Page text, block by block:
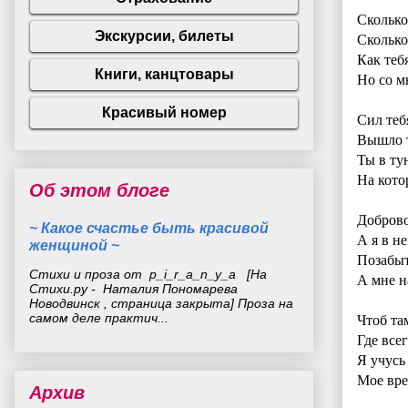
Как
Но со
Сил
Вышло
Ты в
На
А я в
А мне
Чтоб
Где
Я учусь
Мое
Об этом блоге
~ Какое счастье быть красивой
женщиной ~
Стихи и проза от p_i_r_a_n_y_a [На
Стихи.ру - Наталия Пономарева
Новодвинск , страница закрыта] Проза на
самом деле практич...
Архив